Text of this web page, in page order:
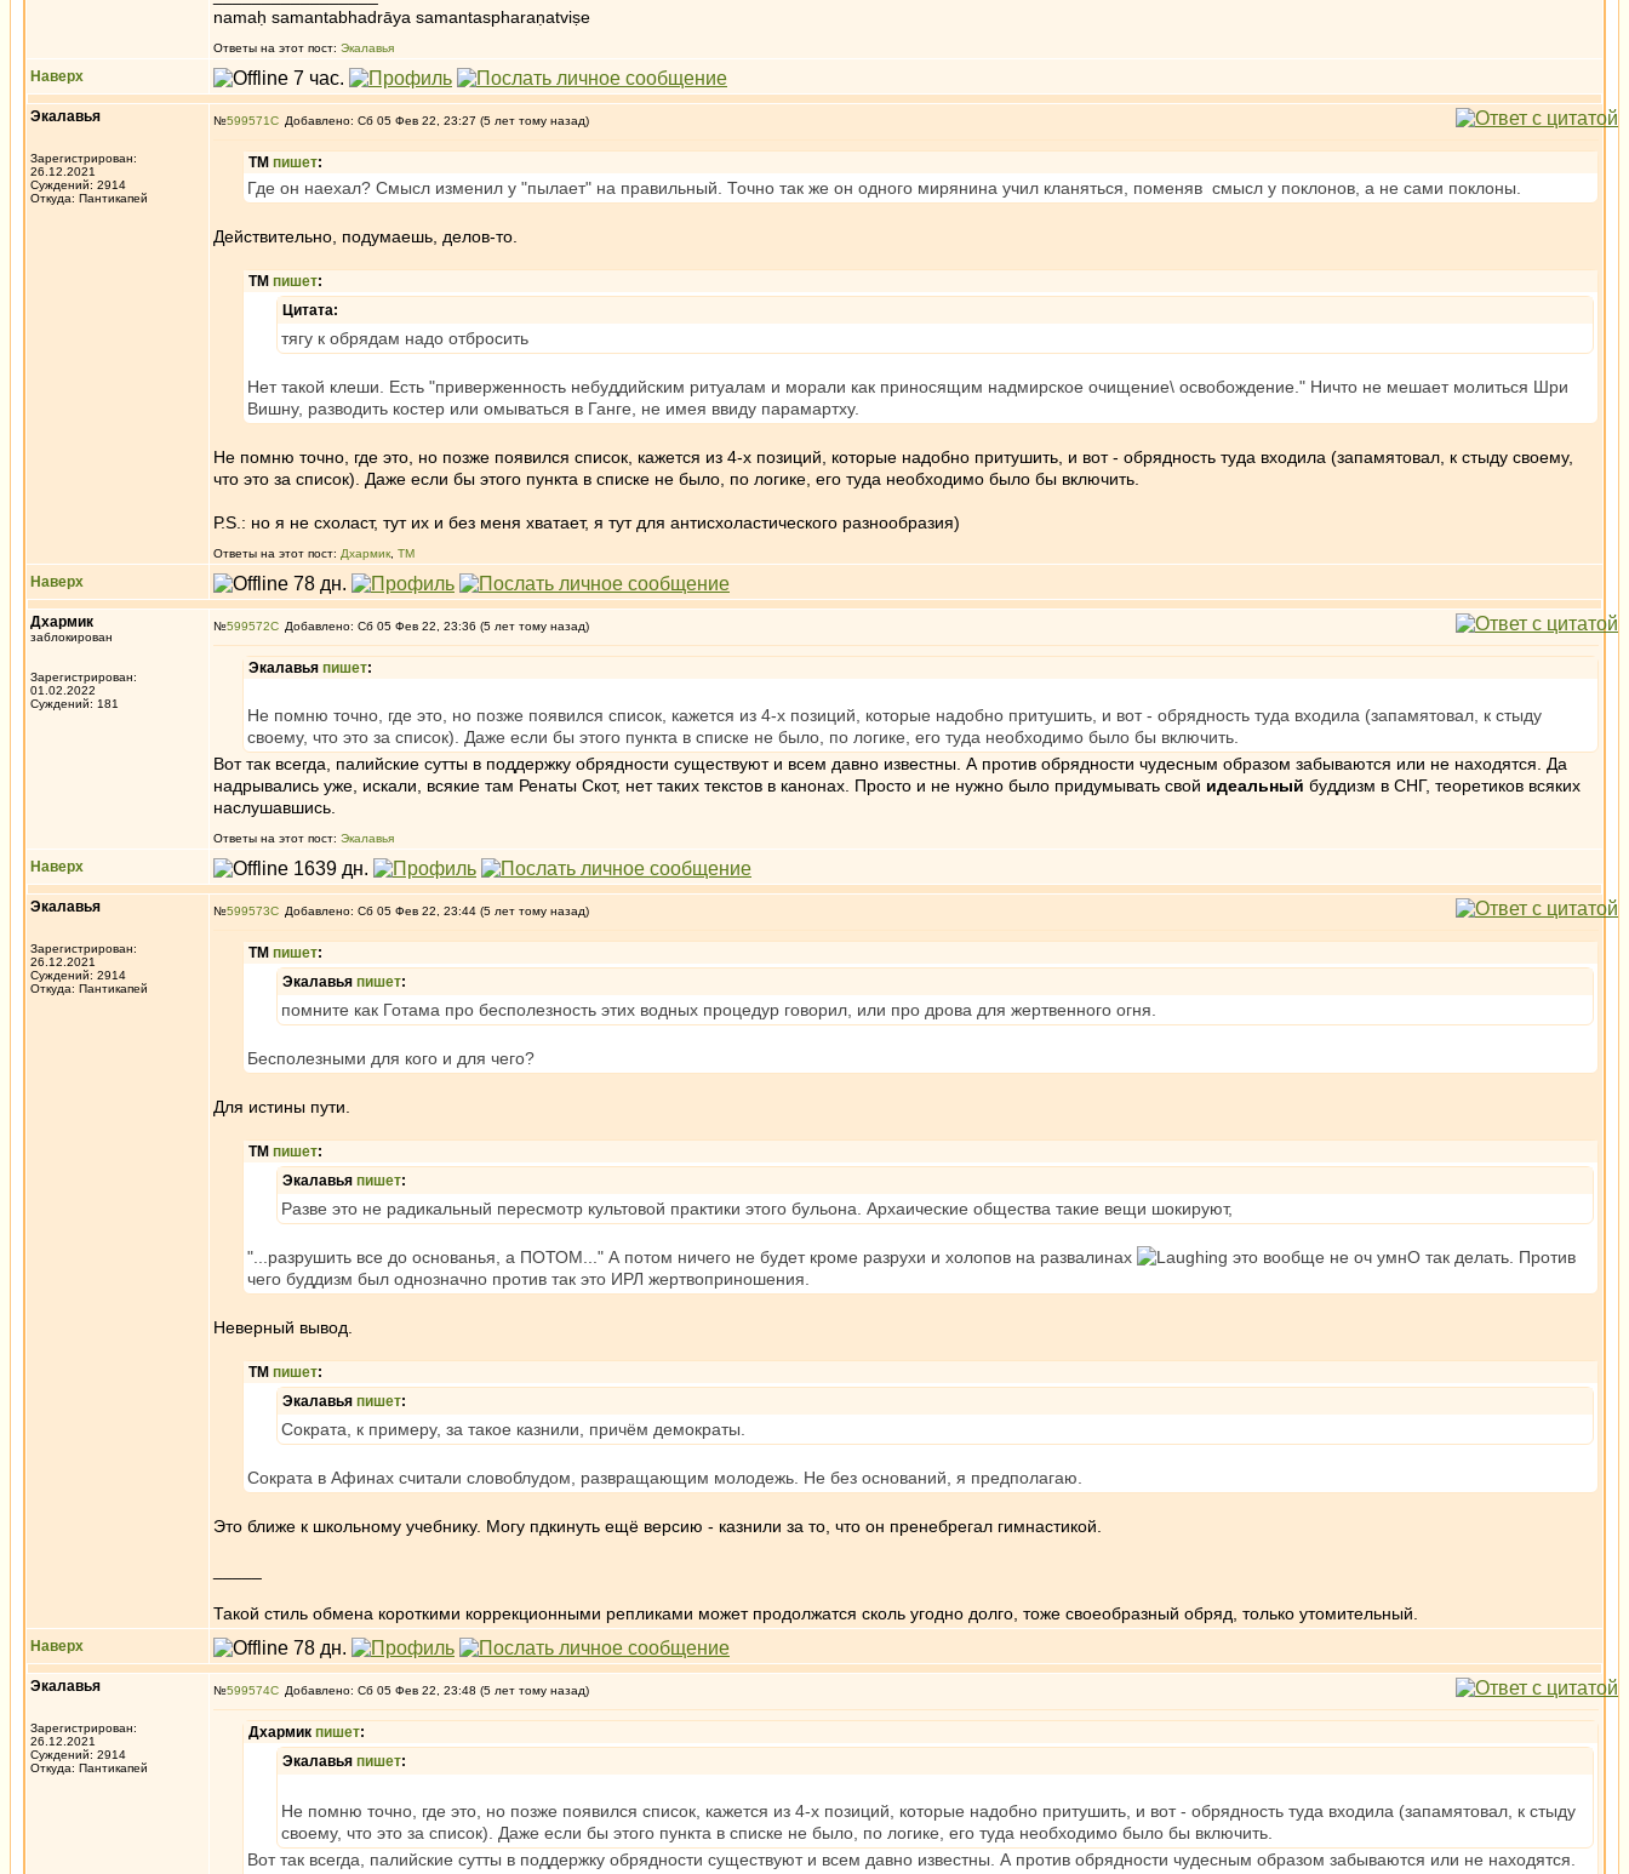
namaḥ samantabhadrāya samantaspharaṇatviṣe
Ответы на этот пост: Экалавья
Наверх
Экалавья
Зарегистрирован:
26.12.2021
Суждений: 2914
Откуда: Пантикапей
№599571 Добавлено: Сб 05 Фев 22, 23:27 (5 лет тому назад)
ТМ пишет:
Где он наехал? Смысл изменил у "пылает" на правильный. Точно так же он одного мирянина учил кланяться, поменяв смысл у поклонов, а не сами поклоны.
Действительно, подумаешь, делов-то.
ТМ пишет:
Цитата:
тягу к обрядам надо отбросить
Нет такой клеши. Есть "приверженность небуддийским ритуалам и морали как приносящим надмирское очищение\ освобождение." Ничто не мешает молиться Шри
Вишну, разводить костер или омываться в Ганге, не имея ввиду парамартху.
Не помню точно, где это, но позже появился список, кажется из 4-х позиций, которые надобно притушить, и вот - обрядность туда входила (запамятовал, к стыду своему,
что это за список). Даже если бы этого пункта в списке не было, по логике, его туда необходимо было бы включить.
Р.S.: но я не схоласт, тут их и без меня хватает, я тут для антисхоластического разнообразия)
Ответы на этот пост: Дхармик ТМ
Наверх
Дхармик
заблокирован
Зарегистрирован:
01.02.2022
Суждений: 181
№599572 Добавлено: Сб 05 Фев 22, 23:36 (5 лет тому назад)
Экалавья пишет:
Не помню точно, где это, но позже появился список, кажется из 4-х позиций, которые надобно притушить, и вот - обрядность туда входила (запамятовал, к стыду
своему, что это за список). Даже если бы этого пункта в списке не было, по логике, его туда необходимо было бы включить.
Вот так всегда, палийские сутты в поддержку обрядности существуют и всем давно известны. А против обрядности чудесным образом забываются или не находятся. Да
надрывались уже, искали, всякие там Ренаты Скот, нет таких текстов в канонах. Просто и не нужно было придумывать свой идеальный буддизм в СНГ, теоретиков всяких
наслушавшись.
Ответы на этот пост: Экалавья
Наверх
Экалавья
Зарегистрирован:
26.12.2021
Суждений: 2914
Откуда: Пантикапей
№599573 Добавлено: Сб 05 Фев 22, 23:44 (5 лет тому назад)
ТМ пишет:
Экалавья пишет:
помните как Готама про бесполезность этих водных процедур говорил, или про дрова для жертвенного огня.
Бесполезными для кого и для чего?
Для истины пути.
ТМ пишет:
Экалавья пишет:
Разве это не радикальный пересмотр культовой практики этого бульона. Архаические общества такие вещи шокируют,
"...разрушить все до основанья, а ПОТОМ..." А потом ничего не будет кроме разрухи и холопов на развалинах
это вообще не оч умнО так делать. Против
чего буддизм был однозначно против так это ИРЛ жертвоприношения.
Неверный вывод.
ТМ пишет:
Экалавья пишет:
Сократа, к примеру, за такое казнили, причём демократы.
Сократа в Афинах считали словоблудом, развращающим молодежь. Не без оснований, я предполагаю.
Это ближе к школьному учебнику. Могу пдкинуть ещё версию - казнили за то, что он пренебрегал гимнастикой.
Такой стиль обмена короткими коррекционными репликами может продолжатся сколь угодно долго, тоже своеобразный обряд, только утомительный.
Наверх
Экалавья
Зарегистрирован:
26.12.2021
Суждений: 2914
Откуда: Пантикапей
№599574 Добавлено: Сб 05 Фев 22, 23:48 (5 лет тому назад)
Дхармик пишет:
Экалавья пишет:
Не помню точно, где это, но позже появился список, кажется из 4-х позиций, которые надобно притушить, и вот - обрядность туда входила (запамятовал, к стыду
своему, что это за список). Даже если бы этого пункта в списке не было, по логике, его туда необходимо было бы включить.
Вот так всегда, палийские сутты в поддержку обрядности существуют и всем давно известны. А против обрядности чудесным образом забываются или не находятся.